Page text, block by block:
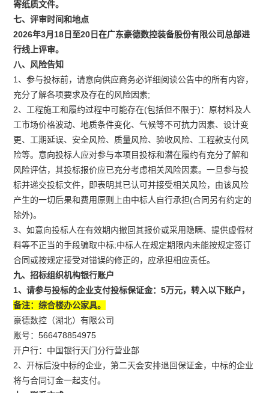
寄纸质文件。
七、评审时间和地点
2026年3月18日至20日在广东豪德数控装备股份有限公司总部进
行线上评审。
八、风险告知
1、参与投标前，请意向供应商务必详细阅读公告中的所有内容，
充分了解各项要求及存在的风险因素;
2、工程施工和履约过程中可能存在(包括但不限于)：原材料及人
工市场价格波动、地质条件变化、气候等不可抗力因素、设计变
更、工期延误、安全风险、质量风险、验收风险、工程款支付风
险等。意向投标人应对参与本项目投标和潜在履约有充分了解和
风险评估，其投标报价应已充分考虑相关风险因素。一旦参与投
标并递交投标文件，即表明其已认可并接受相关风险，由该风险
产生的一切后果和费用原则上由中标人自行承担(合同另有约定的
除外)。
3、如意向投标人在有效期内撤回其报价或采用隐瞒、提供虚假材
料等不正当的手段骗取中标;中标人在规定期限内未能按规定签订
合同或按规定接受对错误的修正的，应承担相应责任。
九、招标组织机构银行账户
1、请参与投标的企业支付投标保证金：5万元，转入以下账户，
备注：综合楼办公家具。
豪德数控（湖北）有限公司
账号：566478854975
开户行：中国银行天门分行营业部
2、开标后没中标的企业，第二天会安排退回保证金，中标的企业
将与合同订金一起支付。